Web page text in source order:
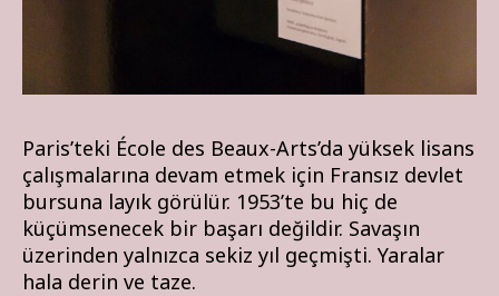
Paris’teki École des Beaux-Arts’da yüksek lisans
çalışmalarına devam etmek için Fransız devlet
bursuna layık görülür. 1953’te bu hiç de
küçümsenecek bir başarı değildir. Savaşın
üzerinden yalnızca sekiz yıl geçmişti. Yaralar
hala derin ve taze.